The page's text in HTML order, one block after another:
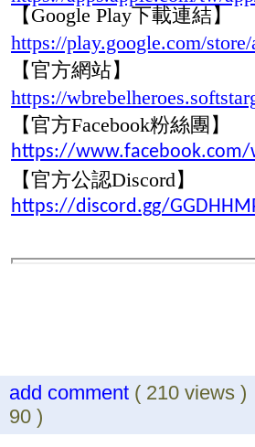
【Google Play下載連結】
https://play.google.com/
【官方網站】
https://
【官方Facebook粉絲團】
https://www.facebook.com/
【官方公認Discord】
https://discord.gg/
add comment ( 210
90 )